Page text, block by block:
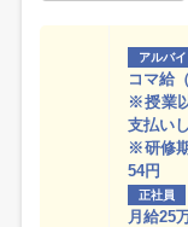
アルバイ
コマ給
※授業
支払い
※研修
54円
正社員
月給25